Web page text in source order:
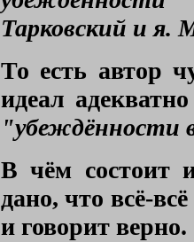
Тарковский и я.
То есть автор
идеал
"убеждённости
В чём состоит
дано, что всё-
и говорит верно.